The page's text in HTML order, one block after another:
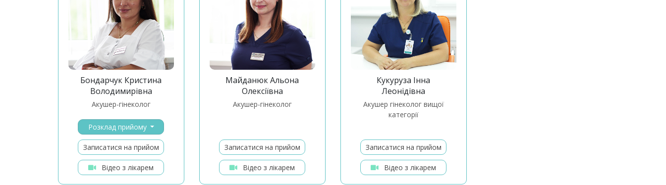
Бондарчук Кристина
Володимирівна
Акушер-гінеколог
Розклад прийому
Записатися на прийом
Відео з лікарем
Майданюк Альона
Олексіївна
акушер-гінеколог
Записатися на прийом
Відео з лікарем
Кукуруза Інна
Леонідівна
акушер гінеколог вищої
категорії
Записатися на прийом
Відео з лікарем